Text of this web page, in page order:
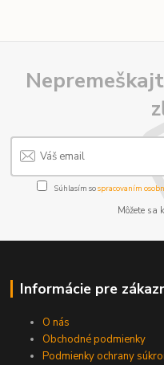
Súhlasím sospracovaním
Môžete sa
Informácie pre
O nás
Obchodné podmienky
Podmienky ochrany